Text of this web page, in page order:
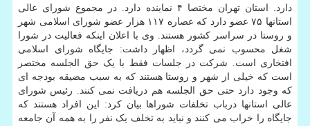
دارد. استان تهران مختصا ۴ نماینده دارد. در مجموع شورای عالی
استانها ۷۵ عضو دارد که عصاره ۱۱۷ هزار عضو شورای اسلامی شهر
و روستا در سراسر کشور هستند. وی با اعلان اینکه فعالیت در شورا
شغل محسوب نمی گردد، اظهار داشت: جایگاه شورای اسلامی
افتخاری است. شرکت در جلسات فقط با یک حق الجلسه مختصر
است که خیلی از شهر و روستا هستند که به سبب مضیقه بودجه ای
که وجود دارد حتی حق الجلسه هم دریافت نمی کنند. رئیس شورای
عالی استانها درباب تخلفات شوراها بیان کرد: این افراد هستند که
جایگاه را خراب می کنند و نباید به تخلف یک نفر را به همه آن جامعه